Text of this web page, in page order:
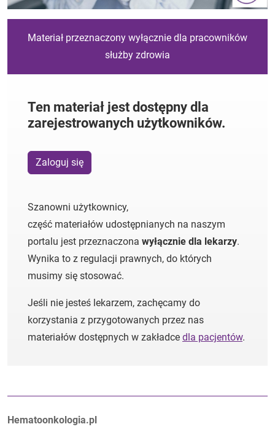
Materiał przeznaczony wyłącznie dla pracowników
służby zdrowia
Ten materiał jest dostępny dla
zarejestrowanych użytkowników.
Zaloguj się
Szanowni użytkownicy,
część materiałów udostępnianych na naszym
portalu jest przeznaczona wyłącznie dla lekarzy.
Wynika to z regulacji prawnych, do których
musimy się stosować.
Jeśli nie jesteś lekarzem, zachęcamy do
korzystania z przygotowanych przez nas
materiałów dostępnych w zakładce dla pacjentów.
Autorzy:
Hematoonkologia.pl